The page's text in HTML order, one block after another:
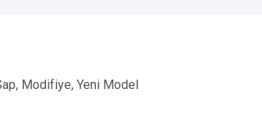
Modifiye, Yeni Model